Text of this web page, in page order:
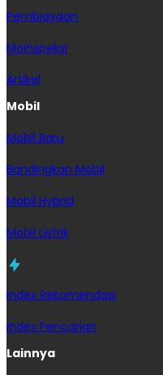
Pembiayaan
MoInspeksi
Artikel
Mobil
Mobil Baru
Bandingkan Mobil
Mobil Hybrid
Mobil Listrik
Index Rekomendasi
Index Pencarian
Lainnya